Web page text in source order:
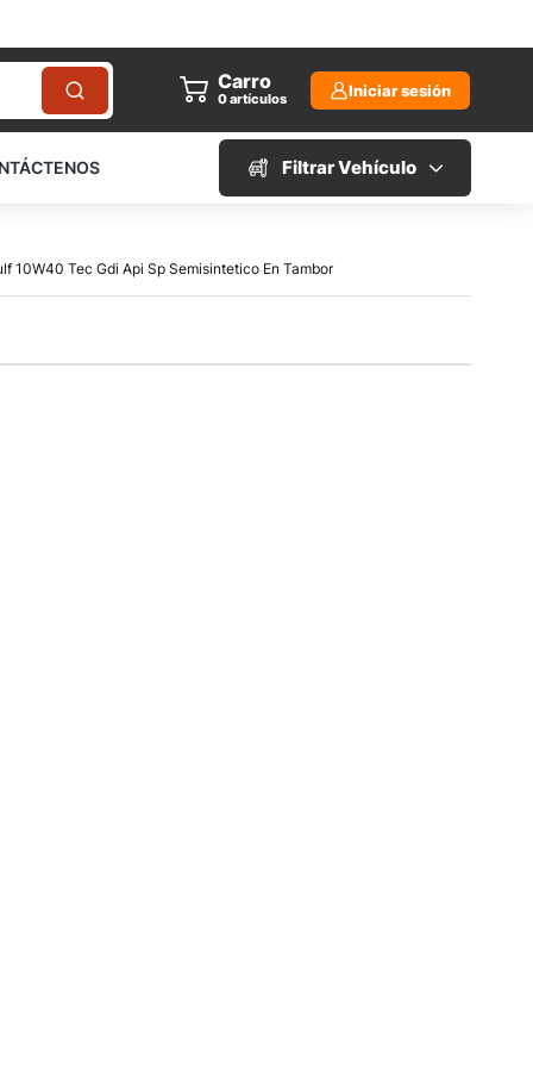
Carro
0artículos Iniciar sesión
Filtrar Vehículo
10W40 Tec Gdi Api Sp Semisintetico En Tambor